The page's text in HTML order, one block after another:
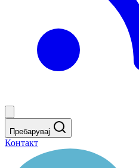
Пребарувај
Контакт